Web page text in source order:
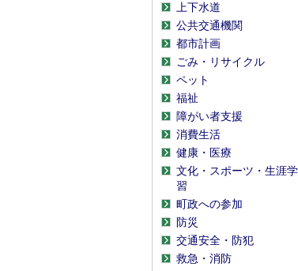
上下水道
公共交通機関
都市計画
ごみ・リサイクル
ペット
福祉
障がい者支援
消費生活
健康・医療
文化・スポーツ・生涯学
習
町政への参加
防災
交通安全・防犯
救急・消防